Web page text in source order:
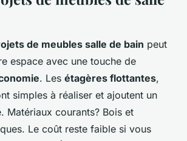
de meubles salle de bain peut
espace avec une touche de
. Les étagères flottantes,
simples à réaliser et ajoutent un
Matériaux courants? Bois et
Le coût reste faible si vous